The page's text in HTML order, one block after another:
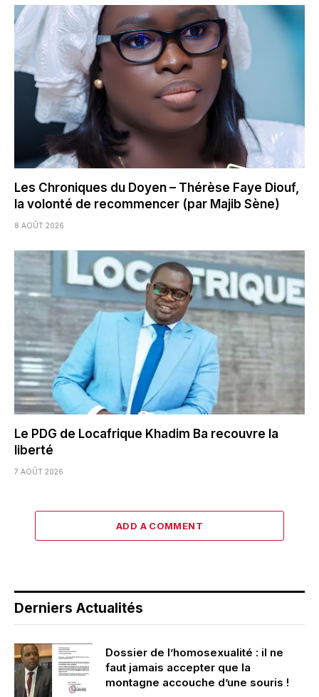
Les Chroniques du Doyen – Thérèse Faye Diouf,
la volonté de recommencer (par Majib Sène)
8 AOÛT 2026
Le PDG de Locafrique Khadim Ba recouvre la
liberté
7 AOÛT 2026
ADD A COMMENT
Derniers Actualités
Dossier de l’homosexualité : il ne
faut jamais accepter que la
montagne accouche d’une souris !